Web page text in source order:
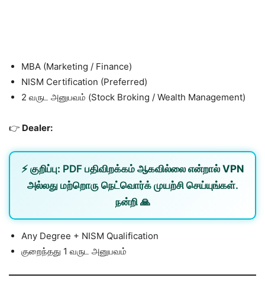
MBA (Marketing / Finance)
NISM Certification (Preferred)
2 வருட அனுபவம் (Stock Broking / Wealth Management)
👉 Dealer:
⚡ குறிப்பு: PDF பதிவிறக்கம் ஆகவில்லை என்றால் VPN
அல்லது மற்றொரு நெட்வொர்க்முயற்சி செய்யுங்கள்.
நன்றி 🙏
Any Degree + NISM Qualification
குறைந்தது 1 வருட அனுபவம்